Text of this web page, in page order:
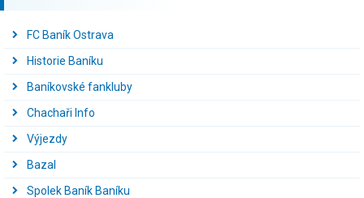
FC Baník Ostrava
Historie Baníku
Baníkovské fankluby
Chachaři Info
Výjezdy
Bazal
Spolek Baník Baníku